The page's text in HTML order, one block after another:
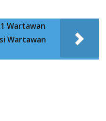
Wartawan
Wartawan